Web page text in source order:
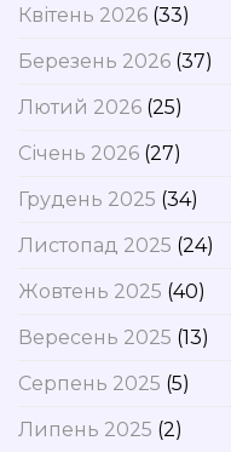
Квітень 2026 (33)
Березень 2026 (37)
Лютий 2026 (25)
Січень 2026 (27)
Грудень 2025 (34)
Листопад 2025 (24)
Жовтень 2025 (40)
Вересень 2025 (13)
Серпень 2025 (5)
Липень 2025 (2)